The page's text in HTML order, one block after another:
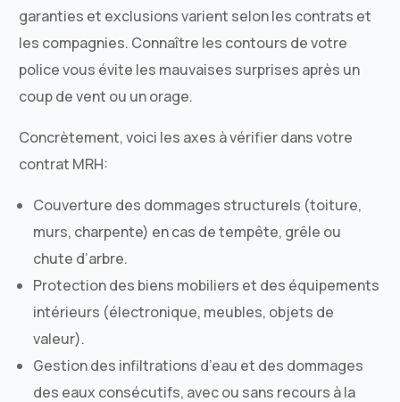
garanties et exclusions varient selon les contrats et
les compagnies. Connaître les contours de votre
police vous évite les mauvaises surprises après un
coup de vent ou un orage.
Concrètement, voici les axes à vérifier dans votre
contrat MRH:
Couverture des dommages structurels (toiture,
murs, charpente) en cas de tempête, grêle ou
chute d’arbre.
Protection des biens mobiliers et des équipements
intérieurs (électronique, meubles, objets de
valeur).
Gestion des infiltrations d’eau et des dommages
des eaux consécutifs, avec ou sans recours à la